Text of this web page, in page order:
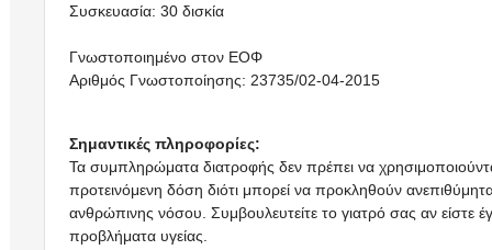
Συσκευασία: 30 δισκία
Γνωστοποιημένο στον ΕΟΦ
Αριθμός Γνωστοποίησης: 23735/02-04-2015
Σημαντικές πληροφορίες:
Τα συμπληρώματα διατροφής δεν πρέπει να
προτεινόμενη δόση διότι μπορεί να προκληθούν
ανθρώπινης νόσου. Συμβουλευτείτε το γιατρό σας αν είστε
προβλήματα υγείας.